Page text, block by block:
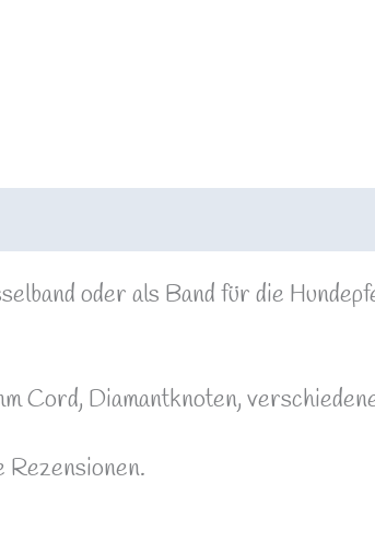
oder als Band für die
Cord, Diamantknoten,
Rezensionen.